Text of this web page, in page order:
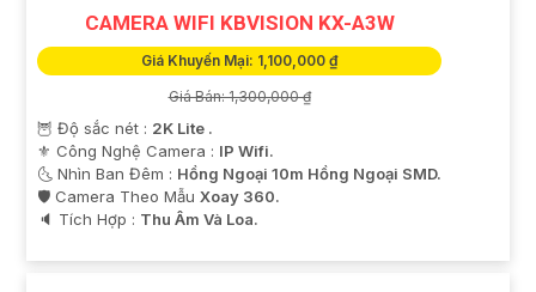
CAMERA WIFI KBVISION KX-A3W
Giá Khuyến Mại: 1,100,000 ₫
Giá Bán: 1,300,000 ₫
🦉 Độ sắc nét : 2K Lite .
⚜️ Công Nghệ Camera : IP Wifi.
🌜 Nhìn Ban Đêm : Hồng Ngoại 10m Hồng Ngoại SMD.
🛡 Camera Theo Mẫu Xoay 360.
️🔈 Tích Hợp : Thu Âm Và Loa.